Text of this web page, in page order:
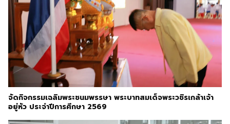
จัดกิจกรรมเฉลิมพระชนมพรรษา พระบาทสมเด็จพระวชิรเกล้าเจ้า
อยู่หัว ประจำปีการศึกษา 2569